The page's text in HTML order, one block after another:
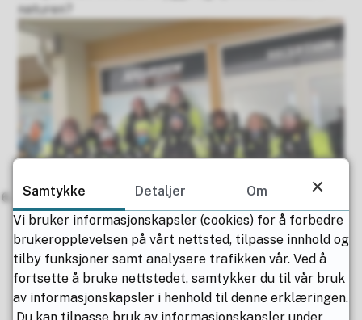
naturen?
Populært lederstudium
Hele 20 studenter er i gang ved «Bærekraftige
campingplasser – utvikling og drift»!
Samtykke Detaljer
Om
Vi bruker informasjonskapsler (cookies) for å forbedre
brukeropplevelsen på vårt nettsted, tilpasse innhold og
tilby funksjoner samt analysere trafikken vår. Ved å
fortsette å bruke nettstedet, samtykker du til vår bruk
av informasjonskapsler i henhold til denne erklæringen.
Du kan tilpasse bruk av informasjonskapsler under